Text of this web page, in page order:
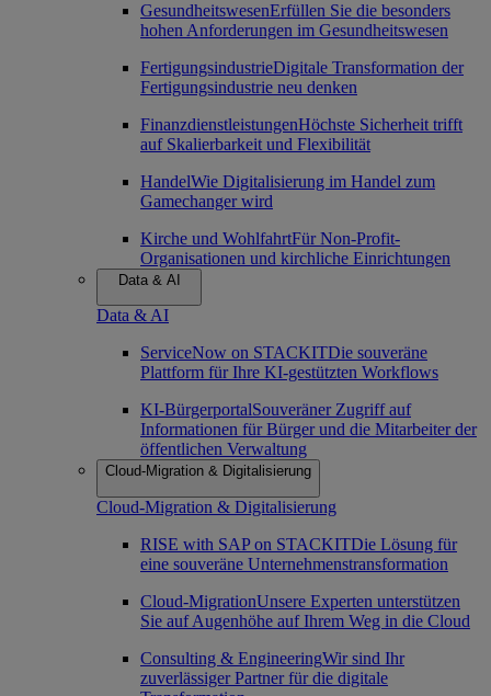
GesundheitswesenErfüllen Sie die besonders
hohen Anforderungen im Gesundheitswesen
FertigungsindustrieDigitale Transformation der
Fertigungsindustrie neu denken
FinanzdienstleistungenHöchste Sicherheit trifft
auf Skalierbarkeit und Flexibilität
HandelWie Digitalisierung im Handel zum
Gamechanger wird
Kirche und WohlfahrtFür Non-Profit-
Organisationen und kirchliche Einrichtungen
Data & AI
Data & AI
ServiceNow on STACKITDie souveräne
Plattform für Ihre KI-gestützten Workflows
KI-BürgerportalSouveräner Zugriff auf
Informationen für Bürger und die Mitarbeiter der
öffentlichen Verwaltung
Cloud-Migration & Digitalisierung
Cloud-Migration & Digitalisierung
RISE with SAP on STACKITDie Lösung für
eine souveräne Unternehmenstransformation
Cloud-MigrationUnsere Experten unterstützen
Sie auf Augenhöhe auf Ihrem Weg in die Cloud
Consulting & EngineeringWir sind Ihr
zuverlässiger Partner für die digitale